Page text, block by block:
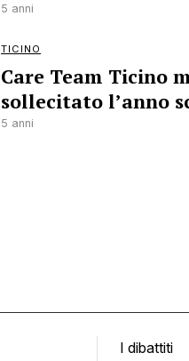
5 anni
TICINO
Care Team Ticino
sollecitato l’anno
5 anni
I dibattiti